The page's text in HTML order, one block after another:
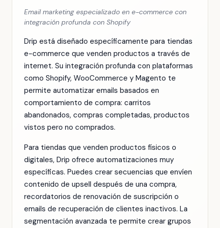
Email marketing especializado en e-commerce con
integración profunda con Shopify
Drip está diseñado específicamente para tiendas
e-commerce que venden productos a través de
internet. Su integración profunda con plataformas
como Shopify, WooCommerce y Magento te
permite automatizar emails basados en
comportamiento de compra: carritos
abandonados, compras completadas, productos
vistos pero no comprados.
Para tiendas que venden productos físicos o
digitales, Drip ofrece automatizaciones muy
específicas. Puedes crear secuencias que envíen
contenido de upsell después de una compra,
recordatorios de renovación de suscripción o
emails de recuperación de clientes inactivos. La
segmentación avanzada te permite crear grupos